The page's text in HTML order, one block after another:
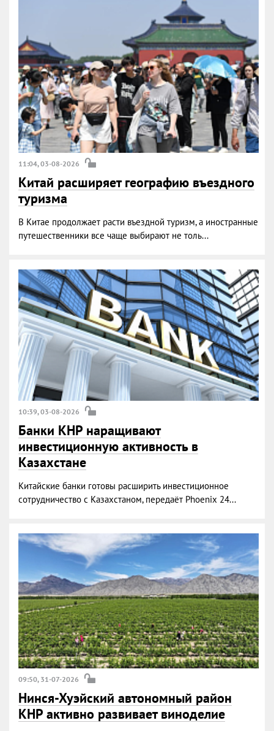
11:04, 03-08-2026
Китай расширяет географию въездного
туризма
В Китае продолжает расти въездной туризм, а иностранные
путешественники все чаще выбирают не толь...
10:39, 03-08-2026
Банки КНР наращивают
инвестиционную активность в
Казахстане
Китайские банки готовы расширить инвестиционное
сотрудничество с Казахстаном, передаёт Phoenix 24...
09:50, 31-07-2026
Нинся-Хуэйский автономный район
КНР активно развивает виноделие